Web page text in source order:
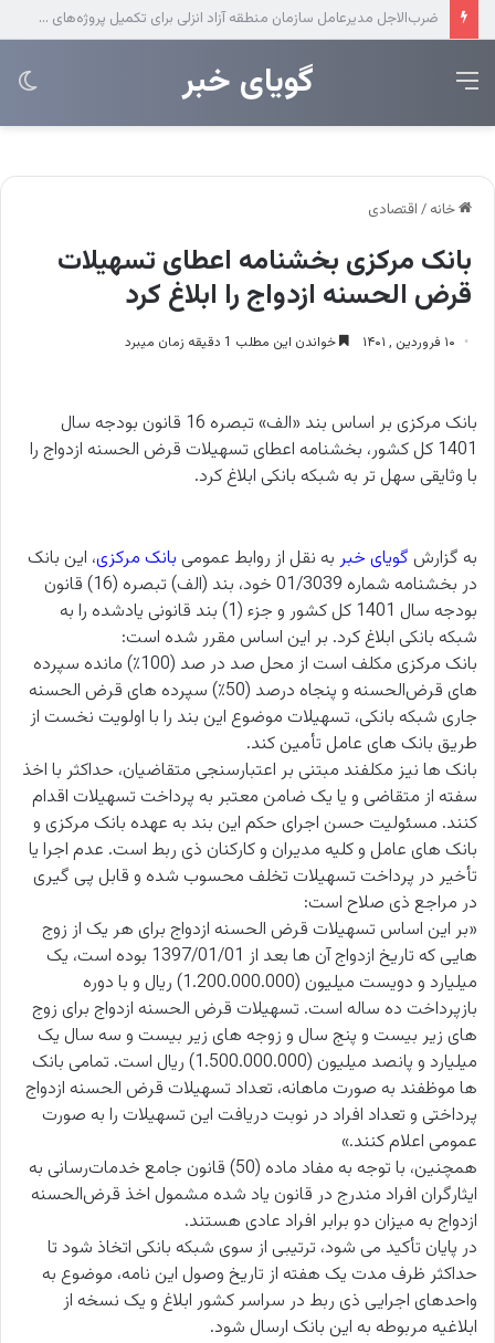
عرضه مستقیم محصولات ایرانول در ایام اربعین
‌‌‌گویای خبر منو
خانه / اقتصادی
بانک مرکزی بخشنامه اعطای تسهیلات
قرض الحسنه ازدواج را ابلاغ کرد
۱۰ فروردین , ۱۴۰۱ خواندن این مطلب 1 دقیقه زمان میبرد
بانک مرکزی بر اساس بند «الف» تبصره 16 قانون بودجه سال
1401 کل کشور، بخشنامه اعطای تسهیلات قرض الحسنه ازدواج را
با وثایقی سهل تر به شبکه بانکی ابلاغ کرد.
به گزارش گویای خبر به نقل از روابط عمومی بانک مرکزی، این بانک
در بخشنامه شماره 01/3039 خود، بند (الف) تبصره (16) قانون
بودجه سال 1401 کل کشور و جزء (1) بند قانونی یادشده را به
شبکه بانکی ابلاغ کرد. بر این اساس مقرر شده است:
بانک مرکزی مکلف است از محل صد در صد (100٪) مانده سپرده
های قرض‌الحسنه و پنجاه درصد (50٪) سپرده های قرض الحسنه
جاری شبکه بانکی، تسهیلات موضوع این بند را با اولویت نخست از
طریق بانک های عامل تأمین کند.
بانک ها نیز مکلفند مبتنی بر اعتبارسنجی متقاضیان، حداکثر با اخذ
سفته از متقاضی و یا یک ضامن معتبر به پرداخت تسهیلات اقدام
کنند. مسئولیت حسن اجرای حکم این بند به عهده بانک مرکزی و
بانک های عامل و کلیه مدیران و کارکنان ذی ربط است. عدم اجرا یا
تأخیر در پرداخت تسهیلات تخلف محسوب شده و قابل پی گیری
در مراجع ذی صلاح است:
«بر این اساس تسهیلات قرض الحسنه ازدواج برای هر یک از زوج
هایی که تاریخ ازدواج آن ها بعد از 01‏/01‏/1397 بوده است، یک
میلیارد و دویست میلیون (1.200.000.000) ریال و با دوره
بازپرداخت ده ساله است. تسهیلات قرض الحسنه ازدواج برای زوج
های زیر بیست و پنج سال و زوجه های زیر بیست و سه سال یک
میلیارد و پانصد میلیون (1.500.000.000) ریال است. تمامی بانک
ها موظفند به صورت ماهانه، تعداد تسهیلات قرض الحسنه ازدواج
پرداختی و تعداد افراد در نوبت دریافت این تسهیلات را به صورت
عمومی اعلام کنند.»
همچنین، با توجه به مفاد ماده (50) قانون جامع خدمات‌رسانی به
ایثارگران افراد مندرج در قانون یاد شده مشمول اخذ قرض‌الحسنه
ازدواج به میزان دو برابر افراد عادی هستند.
در پایان تأکید می شود، ترتیبی از سوی شبکه بانکی اتخاذ شود تا
حداکثر ظرف مدت یک هفته از تاریخ وصول این نامه، موضوع به
واحدهای اجرایی ذی ربط در سراسر کشور ابلاغ و یک نسخه از
ابلاغیه مربوطه به این بانک ارسال شود.‏‏‏‏‏‏‏‏